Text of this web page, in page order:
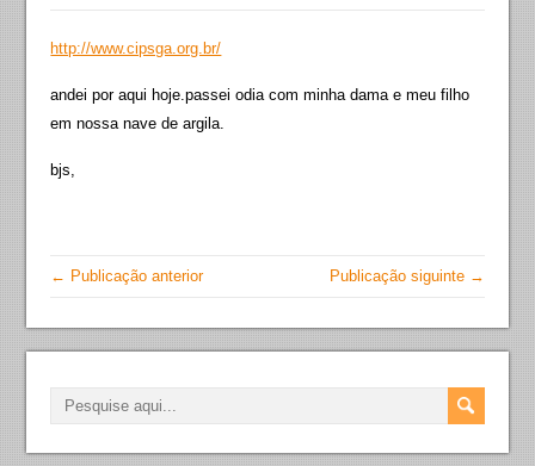
http://www.cipsga.org.br/
andei por aqui hoje.passei odia com minha dama e meu filho
em nossa nave de argila.
bjs,
← Publicação anterior Publicação siguinte →